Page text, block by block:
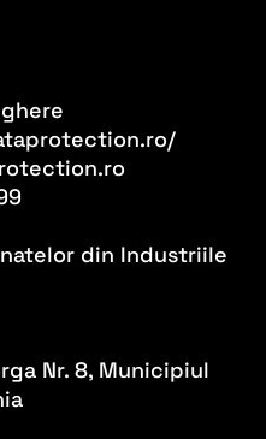
din Industriile
Nr. 8, Municipiul